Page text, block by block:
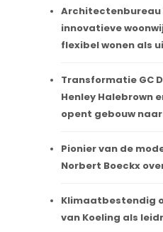
Architectenbureau
innovatieve
flexibel wonen als
Transformatie GC
Henley Halebrown
opent gebouw
Pionier van de
Norbert Boeckx
Klimaatbestendig
van Koeling als